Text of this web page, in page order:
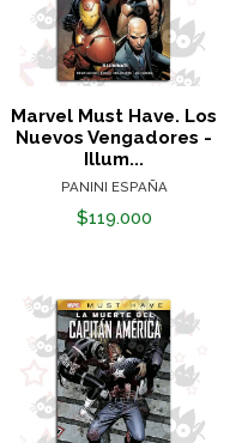
Marvel Must Have. Los
Nuevos Vengadores -
Illum...
PANINI ESPAÑA
$119.000